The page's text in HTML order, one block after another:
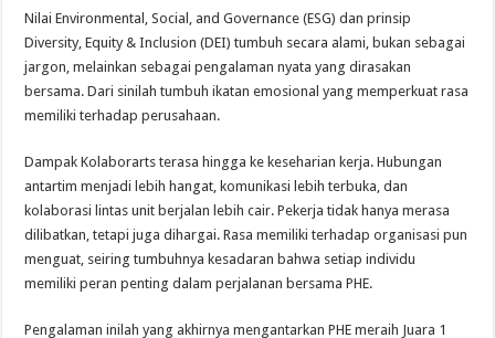
Nilai Environmental, Social, and Governance (ESG) dan prinsip
Diversity, Equity & Inclusion (DEI) tumbuh secara alami, bukan sebagai
jargon, melainkan sebagai pengalaman nyata yang dirasakan
bersama. Dari sinilah tumbuh ikatan emosional yang memperkuat rasa
memiliki terhadap perusahaan.
Dampak Kolaborarts terasa hingga ke keseharian kerja. Hubungan
antartim menjadi lebih hangat, komunikasi lebih terbuka, dan
kolaborasi lintas unit berjalan lebih cair. Pekerja tidak hanya merasa
dilibatkan, tetapi juga dihargai. Rasa memiliki terhadap organisasi pun
menguat, seiring tumbuhnya kesadaran bahwa setiap individu
memiliki peran penting dalam perjalanan bersama PHE.
Pengalaman inilah yang akhirnya mengantarkan PHE meraih Juara 1